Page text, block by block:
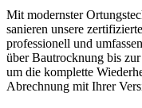
Mit modernster
sanieren unsere
professionell und
über Bautrocknung bis
um die komplette
Abrechnung mit Ihrer